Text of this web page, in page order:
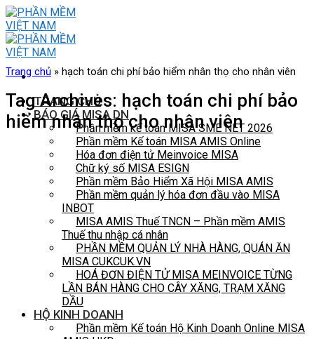
Skip
to
content
TRANG CHỦ
BÁO GIÁ MISA DN
Phần mềm kế toán MISA SME NET 2026
Phần mềm Kế toán MISA AMIS Online
Hóa đơn điện tử Meinvoice MISA
Chữ ký số MISA ESIGN
Phần mềm Bảo Hiểm Xã Hội MISA AMIS
Phần mềm quản lý hóa đơn đầu vào MISA
INBOT
MISA AMIS Thuế TNCN – Phần mềm AMIS
Thuế thu nhập cá nhân
PHẦN MỀM QUẢN LÝ NHÀ HÀNG, QUÁN ĂN
MISA CUKCUK.VN
HOÁ ĐƠN ĐIỆN TỬ MISA MEINVOICE TỪNG
LẦN BÁN HÀNG CHO CÂY XĂNG, TRẠM XĂNG
DẦU
HỘ KINH DOANH
Phần mềm Kế toán Hộ Kinh Doanh Online MISA
Trang chủ » hạch toán chi phí bảo hiểm nhân thọ cho nhân viên
Tag Archives: hạch toán chi phí bảo
hiểm nhân thọ cho nhân viên